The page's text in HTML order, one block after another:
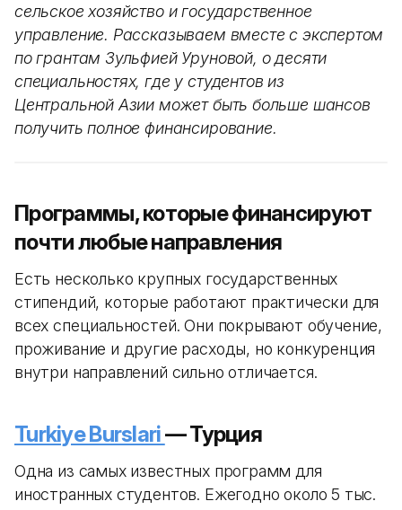
сельское хозяйство и государственное
управление. Рассказываем вместе с экспертом
по грантам Зульфией Уруновой, о десяти
специальностях, где у студентов из
Центральной Азии может быть больше шансов
получить полное финансирование.
Программы, которые финансируют
почти любые направления
Есть несколько крупных государственных
стипендий, которые работают практически для
всех специальностей. Они покрывают обучение,
проживание и другие расходы, но конкуренция
внутри направлений сильно отличается.
Turkiye Burslari— Турция
Одна из самых известных программ для
иностранных студентов. Ежегодно около 5 тыс.